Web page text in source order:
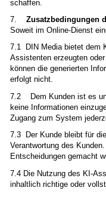
schaffen.
7. Zusatzbedingungen
Soweit im Online-Dienst
7.1 DIN Media bietet dem
Assistenten erzeugten
können die generierten
erfolgt nicht.
7.2 Dem Kunden ist es
keine Informationen
Zugang zum System
7.3 Der Kunde bleibt für
Verantwortung des
Entscheidungen gemacht
7.4 Die Nutzung des KI-
inhaltlich richtige oder